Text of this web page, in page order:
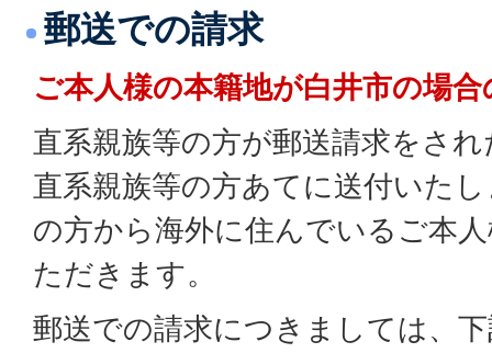
郵送での請求
ご本人様の本籍地が白井市の場
直系親族等の方が郵送請求をさ
直系親族等の方あてに送付いた
の方から海外に住んでいるご本
ただきます。
郵送での請求につきましては、